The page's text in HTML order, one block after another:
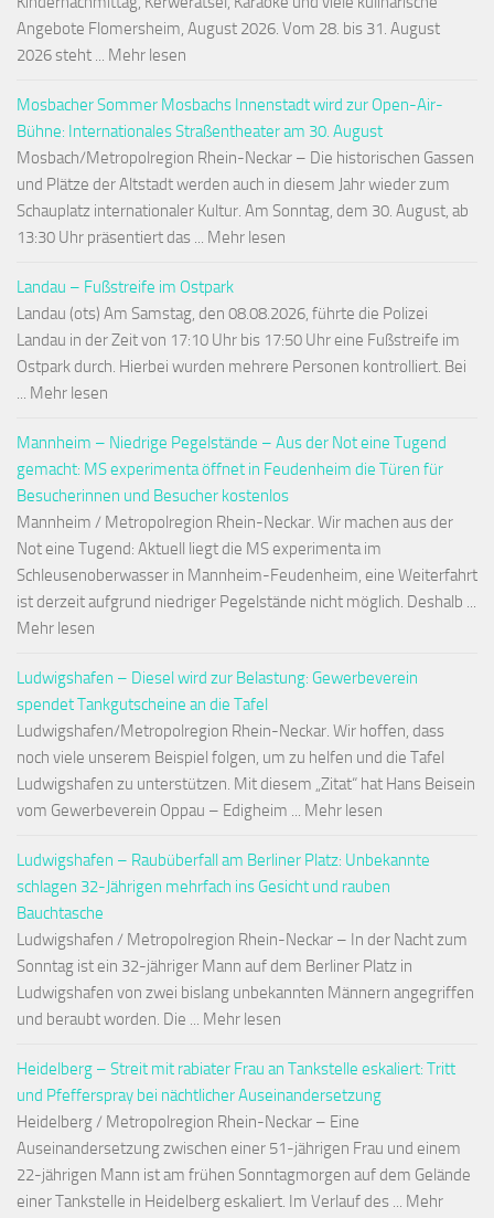
Angebote Flomersheim, August 2026. Vom 28. bis 31. August
2026 steht ... Mehr lesen
Mosbacher Sommer Mosbachs Innenstadt wird zur Open-Air-
Bühne: Internationales Straßentheater am 30. August
Mosbach/Metropolregion Rhein-Neckar – Die historischen Gassen
und Plätze der Altstadt werden auch in diesem Jahr wieder zum
Schauplatz internationaler Kultur. Am Sonntag, dem 30. August, ab
13:30 Uhr präsentiert das ... Mehr lesen
Landau – Fußstreife im Ostpark
Landau (ots) Am Samstag, den 08.08.2026, führte die Polizei
Landau in der Zeit von 17:10 Uhr bis 17:50 Uhr eine Fußstreife im
Ostpark durch. Hierbei wurden mehrere Personen kontrolliert. Bei
... Mehr lesen
Mannheim – Niedrige Pegelstände – Aus der Not eine Tugend
gemacht: MS experimenta öffnet in Feudenheim die Türen für
Besucherinnen und Besucher kostenlos
Mannheim / Metropolregion Rhein-Neckar. Wir machen aus der
Not eine Tugend: Aktuell liegt die MS experimenta im
Schleusenoberwasser in Mannheim-Feudenheim, eine Weiterfahrt
ist derzeit aufgrund niedriger Pegelstände nicht möglich. Deshalb ...
Mehr lesen
Ludwigshafen – Diesel wird zur Belastung: Gewerbeverein
spendet Tankgutscheine an die Tafel
Ludwigshafen/Metropolregion Rhein-Neckar. Wir hoffen, dass
noch viele unserem Beispiel folgen, um zu helfen und die Tafel
Ludwigshafen zu unterstützen. Mit diesem „Zitat“ hat Hans Beisein
vom Gewerbeverein Oppau – Edigheim ... Mehr lesen
Ludwigshafen – Raubüberfall am Berliner Platz: Unbekannte
schlagen 32-Jährigen mehrfach ins Gesicht und rauben
Bauchtasche
Ludwigshafen / Metropolregion Rhein-Neckar – In der Nacht zum
Sonntag ist ein 32-jähriger Mann auf dem Berliner Platz in
Ludwigshafen von zwei bislang unbekannten Männern angegriffen
und beraubt worden. Die ... Mehr lesen
Heidelberg – Streit mit rabiater Frau an Tankstelle eskaliert: Tritt
und Pfefferspray bei nächtlicher Auseinandersetzung
Heidelberg / Metropolregion Rhein-Neckar – Eine
Auseinandersetzung zwischen einer 51-jährigen Frau und einem
22-jährigen Mann ist am frühen Sonntagmorgen auf dem Gelände
einer Tankstelle in Heidelberg eskaliert. Im Verlauf des ... Mehr